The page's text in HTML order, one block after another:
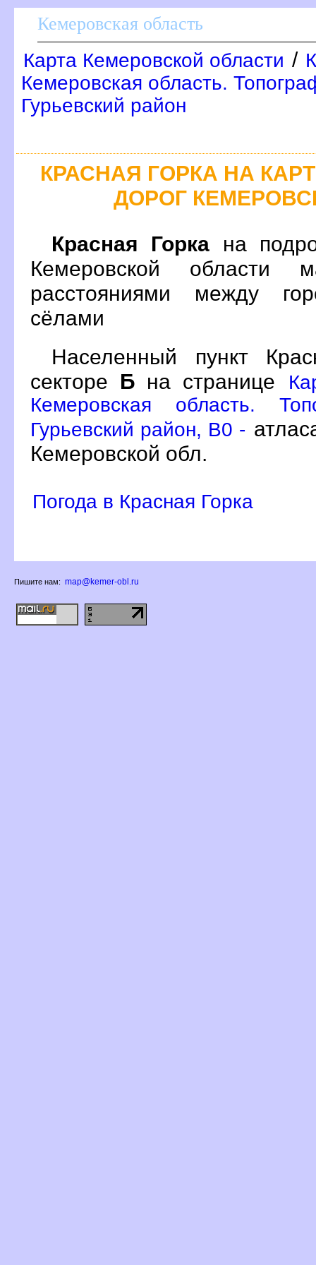
Кемеровская область
Карта Кемеровской области /
Кемеровская область.
Гурьевский район
КРАСНАЯ ГОРКА НА
ДОРОГ
Красная Горка на
Кемеровской области
расстояниями между
сёлами
Населенный пункт
секторе Б на странице
Кемеровская область.
Гурьевский район, B0 -
Кемеровской обл.
Погода в Красная Горка
Пишите нам: map@kemer-obl.ru